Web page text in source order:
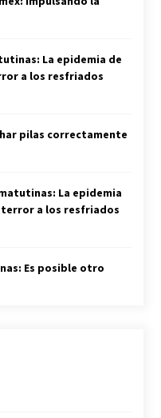
La epidemia de
a los resfriados
pilas correctamente
La epidemia
a los resfriados
Es posible otro